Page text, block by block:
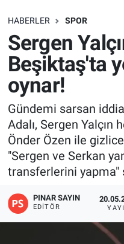
HABERLER SPOR
Sergen
Beşiktaş'ta
oynar!
Gündemi sarsan
Adalı, Sergen Yalçın
Önder Özen ile
"Sergen ve Serkan
transferlerini yapma"
PINAR SAYIN
EDITÖR
SAĞLIK
EKONOMİ
EĞİTİM
ÖZEL HABER
Keşfet
ASTROLOJİ
MANŞET
RESMİ İLANLAR